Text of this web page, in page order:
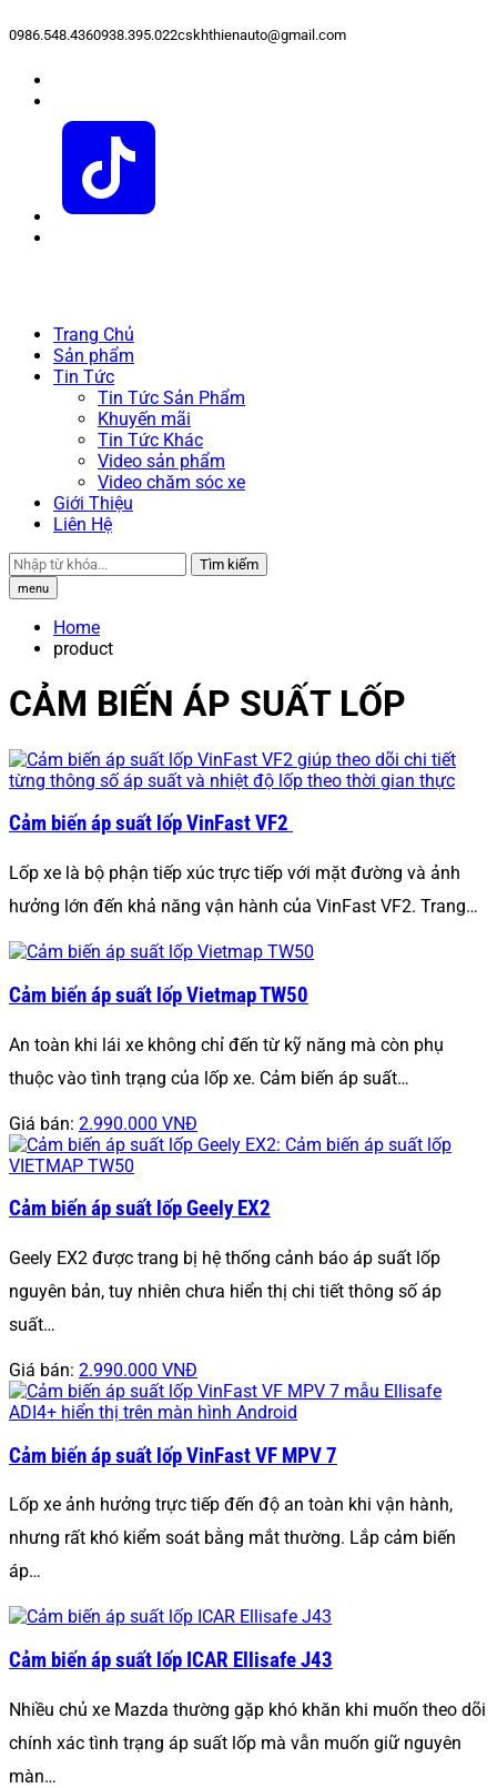
0986.548.4360938.395.022cskhthienauto@gmail.com
Trang Chủ
Sản phẩm
Tin Tức
Tin Tức Sản Phẩm
Khuyến mãi
Tin Tức Khác
Video sản phẩm
Video chăm sóc xe
Giới Thiệu
Liên Hệ
Tìm kiếm
menu
Home
product
CẢM BIẾN ÁP SUẤT LỐP
Cảm biến áp suất lốp VinFast VF2
Lốp xe là bộ phận tiếp xúc trực tiếp với mặt đường và ảnh
hưởng lớn đến khả năng vận hành của VinFast VF2. Trang…
Cảm biến áp suất lốp Vietmap TW50
An toàn khi lái xe không chỉ đến từ kỹ năng mà còn phụ
thuộc vào tình trạng của lốp xe. Cảm biến áp suất…
Giá bán: 2.990.000 VNĐ
Cảm biến áp suất lốp Geely EX2
Geely EX2 được trang bị hệ thống cảnh báo áp suất lốp
nguyên bản, tuy nhiên chưa hiển thị chi tiết thông số áp
suất…
Giá bán: 2.990.000 VNĐ
Cảm biến áp suất lốp VinFast VF MPV 7
Lốp xe ảnh hưởng trực tiếp đến độ an toàn khi vận hành,
nhưng rất khó kiểm soát bằng mắt thường. Lắp cảm biến
áp…
Cảm biến áp suất lốp ICAR Ellisafe J43
Nhiều chủ xe Mazda thường gặp khó khăn khi muốn theo dõi
chính xác tình trạng áp suất lốp mà vẫn muốn giữ nguyên
màn…